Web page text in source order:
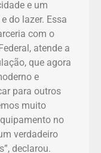
e um
do lazer. Essa
com o
atende a
que agora
e
para outros
muito
no
verdadeiro
declarou.